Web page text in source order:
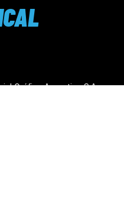
Gráfica Argentina S.A.